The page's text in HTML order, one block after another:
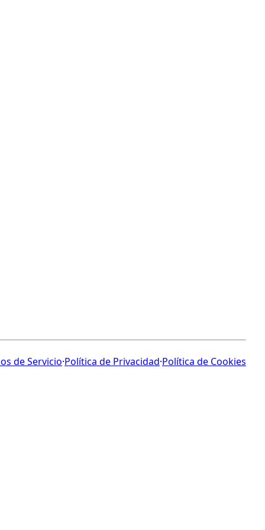
de Servicio·Política de Privacidad·Política de Cookies